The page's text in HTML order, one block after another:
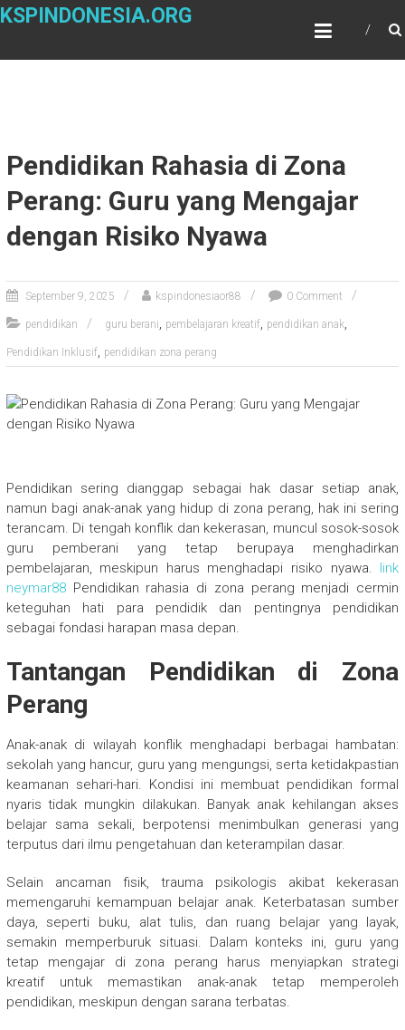
Skip
KSPINDONESIA.ORG
Pendidikan Rahasia di Zona
Perang: Guru yang Mengajar
dengan Risiko Nyawa
September 9, 2025 kspindonesiaor88 0 Comment
pendidikan guru berani, pembelajaran kreatif, pendidikan anak,
Pendidikan Inklusif, pendidikan zona perang
Pendidikan sering dianggap sebagai hak dasar setiap anak,
namun bagi anak-anak yang hidup di zona perang, hak ini sering
terancam. Di tengah konflik dan kekerasan, muncul sosok-sosok
guru pemberani yang tetap berupaya menghadirkan
pembelajaran, meskipun harus menghadapi risiko nyawa. link
neymar88Pendidikan rahasia di zona perang menjadi cermin
keteguhan hati para pendidik dan pentingnya pendidikan
sebagai fondasi harapan masa depan.
Tantangan Pendidikan di Zona
Perang
Anak-anak di wilayah konflik menghadapi berbagai hambatan:
sekolah yang hancur, guru yang mengungsi, serta ketidakpastian
keamanan sehari-hari. Kondisi ini membuat pendidikan formal
nyaris tidak mungkin dilakukan. Banyak anak kehilangan akses
belajar sama sekali, berpotensi menimbulkan generasi yang
terputus dari ilmu pengetahuan dan keterampilan dasar.
Selain ancaman fisik, trauma psikologis akibat kekerasan
memengaruhi kemampuan belajar anak. Keterbatasan sumber
daya, seperti buku, alat tulis, dan ruang belajar yang layak,
semakin memperburuk situasi. Dalam konteks ini, guru yang
tetap mengajar di zona perang harus menyiapkan strategi
kreatif untuk memastikan anak-anak tetap memperoleh
pendidikan, meskipun dengan sarana terbatas.